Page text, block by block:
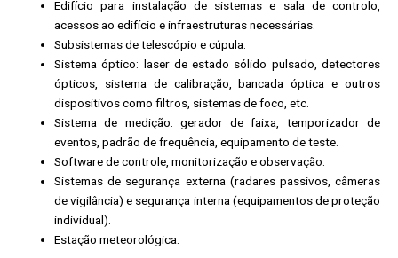
Edifício para instalação de sistemas e sala de controlo,
acessos ao edifício e infraestruturas necessárias.
Subsistemas de telescópio e cúpula.
Sistema óptico: laser de estado sólido pulsado, detectores
ópticos, sistema de calibração, bancada óptica e outros
dispositivos como filtros, sistemas de foco, etc.
Sistema de medição: gerador de faixa, temporizador de
eventos, padrão de frequência, equipamento de teste.
Software de controle, monitorização e observação.
Sistemas de segurança externa (radares passivos, câmeras
de vigilância) e segurança interna (equipamentos de proteção
individual).
Estação meteorológica.